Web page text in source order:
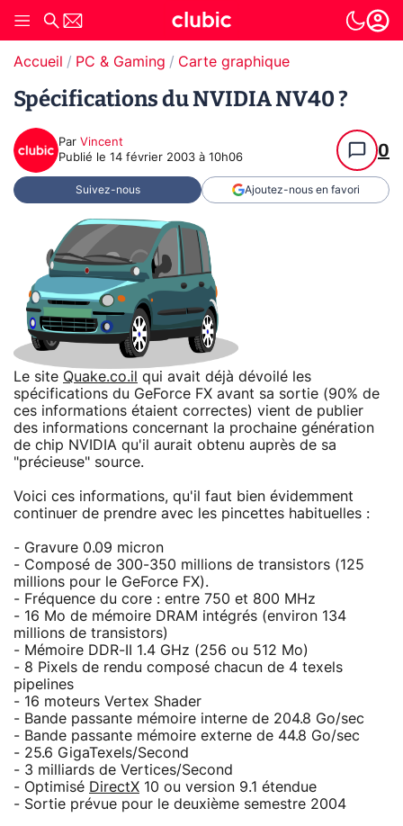
Accueil PC & Gaming Carte graphique
Spécifications du NVIDIA NV40 ?
Par Vincent
Publié le 14 février 2003 à 10h06 0
Suivez-nous Ajoutez-nous en favori
Le site Quake.co.il
qui avait déjà dévoilé les
spécifications du GeForce FX avant sa sortie (90% de
ces informations étaient correctes) vient de publier
des informations concernant la prochaine génération
de chip NVIDIA qu'il aurait obtenu auprès de sa
"précieuse" source.
Voici ces informations, qu'il faut bien évidemment
continuer de prendre avec les pincettes habituelles :
- Gravure 0.09 micron
- Composé de 300-350 millions de transistors (125
millions pour le GeForce FX).
- Fréquence du core : entre 750 et 800 MHz
- 16 Mo de mémoire DRAM intégrés (environ 134
millions de transistors)
- Mémoire DDR-II 1.4 GHz (256 ou 512 Mo)
- 8 Pixels de rendu composé chacun de 4 texels
pipelines
- 16 moteurs Vertex Shader
- Bande passante mémoire interne de 204.8 Go/sec
- Bande passante mémoire externe de 44.8 Go/sec
- 25.6 GigaTexels/Second
- 3 milliards de Vertices/Second
- Optimisé DirectX 10 ou version 9.1 étendue
- Sortie prévue pour le deuxième semestre 2004